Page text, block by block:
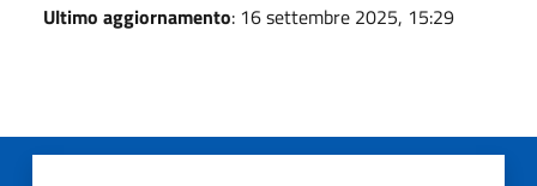
Ultimo aggiornamento: 16 settembre 2025, 15:29